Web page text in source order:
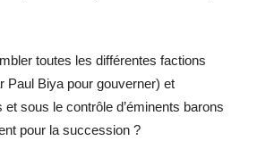
toutes les différentes factions
Paul Biya pour gouverner) et
sous le contrôle d’éminents barons
pour la succession ?